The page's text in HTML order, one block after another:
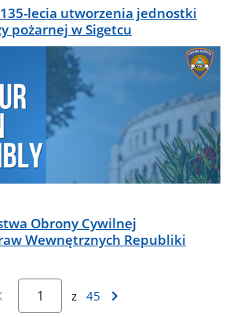
lecia utworzenia jednostki
pożarnej w Sigetcu
Obrony Cywilnej
Wewnętrznych Republiki
z 45